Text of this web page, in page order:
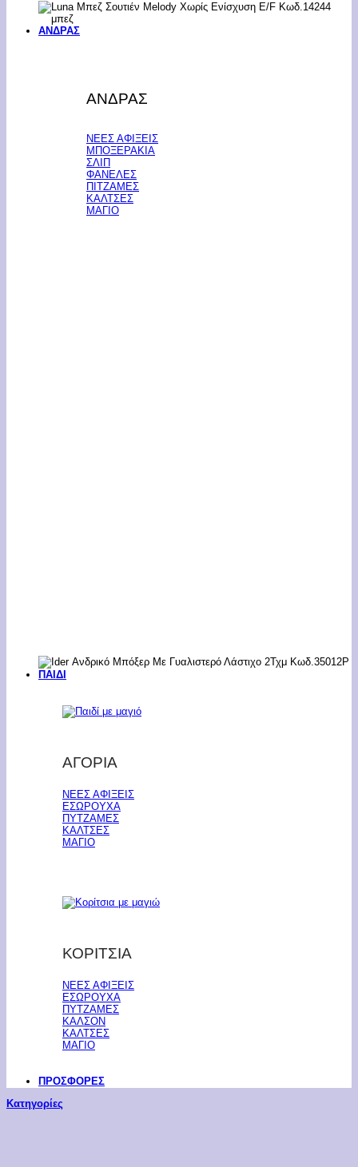
ΑΝΔΡΑΣ
ΑΝΔΡΑΣ
ΝΕΕΣ ΑΦΙΞΕΙΣ
ΜΠΟΞΕΡΑΚΙΑ
ΣΛΙΠ
ΦΑΝΕΛΕΣ
ΠΙΤΖΑΜΕΣ
ΚΑΛΤΣΕΣ
ΜΑΓΙΟ
ΠΑΙΔΙ
ΑΓΟΡΙΑ
ΝΕΕΣ ΑΦΙΞΕΙΣ
ΕΣΩΡΟΥΧΑ
ΠΥΤΖΑΜΕΣ
ΚΑΛΤΣΕΣ
ΜΑΓΙΟ
ΚΟΡΙΤΣΙΑ
ΝΕΕΣ ΑΦΙΞΕΙΣ
ΕΣΩΡΟΥΧΑ
ΠΥΤΖΑΜΕΣ
ΚΑΛΣΟΝ
ΚΑΛΤΣΕΣ
ΜΑΓΙΟ
ΠΡΟΣΦΟΡΕΣ
Κατηγορίες